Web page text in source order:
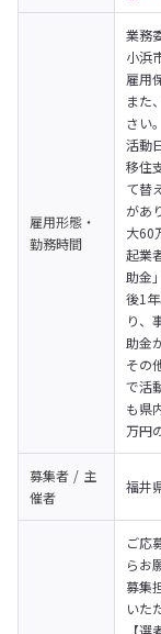
雇用形態・
勤務時間
業務
小浜
雇用
また
さい。
活動
移住
て替
があ
大60
起業
助金
後1
り、
助金
その
で活
も県
万円
募集者 / 主
催者
福井
ご応
らお
募集
いた
【選